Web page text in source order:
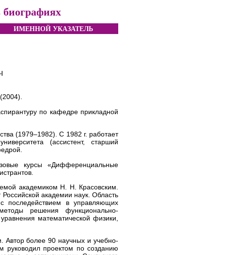
биографиях
ИМЕННОЙ УКАЗАТЕЛЬ
по кафедре прикладной
(1979–1982). С 1982 г. работает
(ассистент, старший
курсы «Дифференциальные
академиком Н. Н. Красовским.
академии наук. Область
последействием в управляющих
решения функционально-
математической физики,
Автор более 90 научных и учебно-
руководил проектом по созданию